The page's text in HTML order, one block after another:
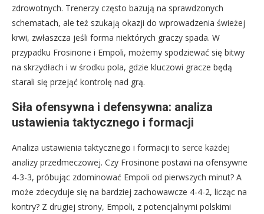
zdrowotnych. Trenerzy często bazują na sprawdzonych
schematach, ale też szukają okazji do wprowadzenia świeżej
krwi, zwłaszcza jeśli forma niektórych graczy spada. W
przypadku Frosinone i Empoli, możemy spodziewać się bitwy
na skrzydłach i w środku pola, gdzie kluczowi gracze będą
starali się przejąć kontrolę nad grą.
Siła ofensywna i defensywna: analiza
ustawienia taktycznego i formacji
Analiza ustawienia taktycznego i formacji to serce każdej
analizy przedmeczowej. Czy Frosinone postawi na ofensywne
4-3-3, próbując zdominować Empoli od pierwszych minut? A
może zdecyduje się na bardziej zachowawcze 4-4-2, licząc na
kontry? Z drugiej strony, Empoli, z potencjalnymi polskimi